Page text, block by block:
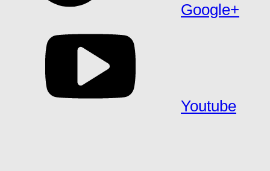
Google+
Youtube